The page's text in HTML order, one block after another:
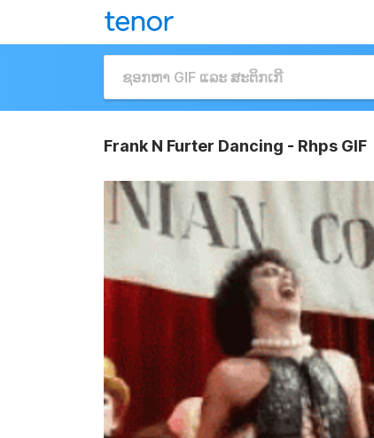
Frank N Furter Dancing - Rhps GIF